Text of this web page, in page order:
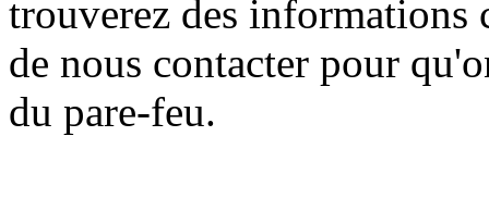
trouverez des informations
de nous contacter pour
du pare-feu.